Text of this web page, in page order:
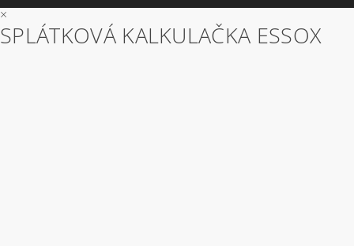
×
SPLÁTKOVÁ KALKULAČKA ESSOX